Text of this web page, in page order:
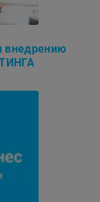
внедрению